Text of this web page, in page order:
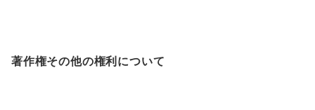
著作権その他の権利について